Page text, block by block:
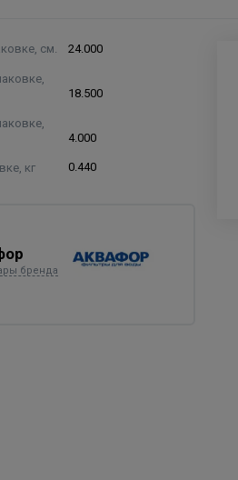
см. 24.000
18.500
4.000
кг 0.440
бренда